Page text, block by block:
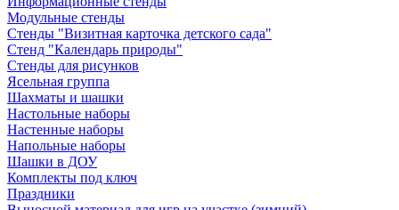
Модульные стенды
Стенды "Визитная карточка детского сада"
Стенд "Календарь природы"
Стенды для рисунков
Ясельная группа
Шахматы и шашки
Настольные наборы
Настенные наборы
Напольные наборы
Шашки в ДОУ
Комплекты под ключ
Праздники